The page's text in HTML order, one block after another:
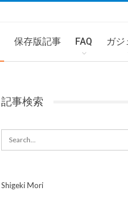
保存版記事 FAQ ガジ
記事検索
Shigeki Mori